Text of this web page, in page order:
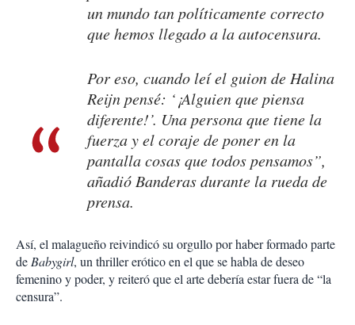
un mundo tan políticamente correcto
que hemos llegado a la autocensura.
Por eso, cuando leí el guion de Halina
Reijn pensé: ‘¡Alguien que piensa
diferente!’. Una persona que tiene la
fuerza y el coraje de poner en la
pantalla cosas que todos pensamos”,
añadió Banderas durante la rueda de
prensa.
Así, el malagueño reivindicó su orgullo por haber formado parte
deBabygirl, un thriller erótico en el que se habla de deseo
femenino y poder, y reiteró que el arte debería estar fuera de “la
censura”.